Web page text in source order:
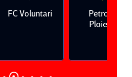
FC Voluntari
Petrolul
Ploieşti